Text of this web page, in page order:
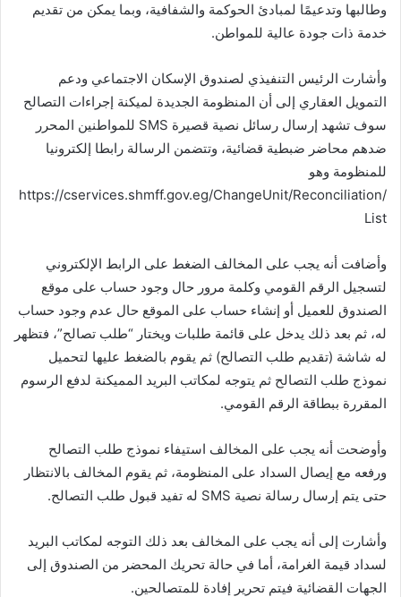
وطالبها وتدعيمًا لمبادئ الحوكمة والشفافية، وبما يمكن من تقديم
خدمة ذات جودة عالية للمواطن.
وأشارت الرئيس التنفيذي لصندوق الإسكان الاجتماعي ودعم
التمويل العقاري إلى أن المنظومة الجديدة لميكنة إجراءات التصالح
سوف تشهد إرسال رسائل نصية قصيرة SMS للمواطنين المحرر
ضدهم محاضر ضبطية قضائية، وتتضمن الرسالة رابطا إلكترونيا
للمنظومة وهو
https://cservices.shmff.gov.eg/ChangeUnit/Reconciliation/
List
وأضافت أنه يجب على المخالف الضغط على الرابط الإلكتروني
لتسجيل الرقم القومي وكلمة مرور حال وجود حساب على موقع
الصندوق للعميل أو إنشاء حساب على الموقع حال عدم وجود حساب
له، ثم بعد ذلك يدخل على قائمة طلبات ويختار “طلب تصالح”، فتظهر
له شاشة (تقديم طلب التصالح) ثم يقوم بالضغط عليها لتحميل
نموذج طلب التصالح ثم يتوجه لمكاتب البريد المميكنة لدفع الرسوم
المقررة ببطاقة الرقم القومي.
وأوضحت أنه يجب على المخالف استيفاء نموذج طلب التصالح
ورفعه مع إيصال السداد على المنظومة، ثم يقوم المخالف بالانتظار
حتى يتم إرسال رسالة نصية SMS له تفيد قبول طلب التصالح.
وأشارت إلى أنه يجب على المخالف بعد ذلك التوجه لمكاتب البريد
لسداد قيمة الغرامة، أما في حالة تحريك المحضر من الصندوق إلى
الجهات القضائية فيتم تحرير إفادة للمتصالحين.